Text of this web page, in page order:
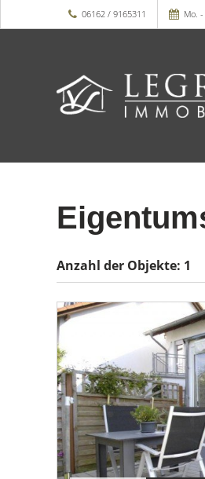
06162 / 9165311 Mo.
Anzahl der Objekte: 1